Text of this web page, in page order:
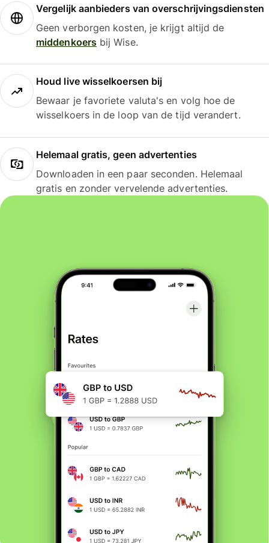
Vergelijk aanbieders van overschrijvingsdiensten
Geen verborgen kosten, je krijgt altijd de
middenkoersbij Wise.
Houd live wisselkoersen bij
Bewaar je favoriete valuta's en volg hoe de
wisselkoers in de loop van de tijd verandert.
Helemaal gratis, geen advertenties
Downloaden in een paar seconden. Helemaal
gratis en zonder vervelende advertenties.